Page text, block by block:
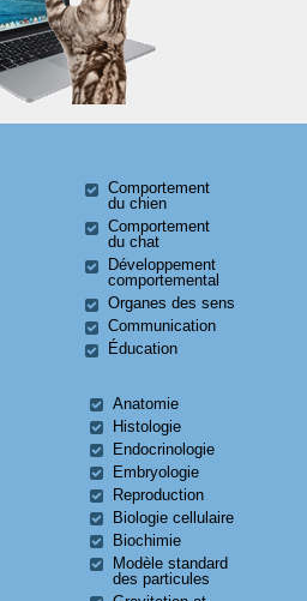
Comportement
du chien
Comportement
du chat
Développement
comportemental
Organes des sens
Communication
Éducation
Anatomie
Histologie
Endocrinologie
Embryologie
Reproduction
Biologie cellulaire
Biochimie
Modèle standard
des particules